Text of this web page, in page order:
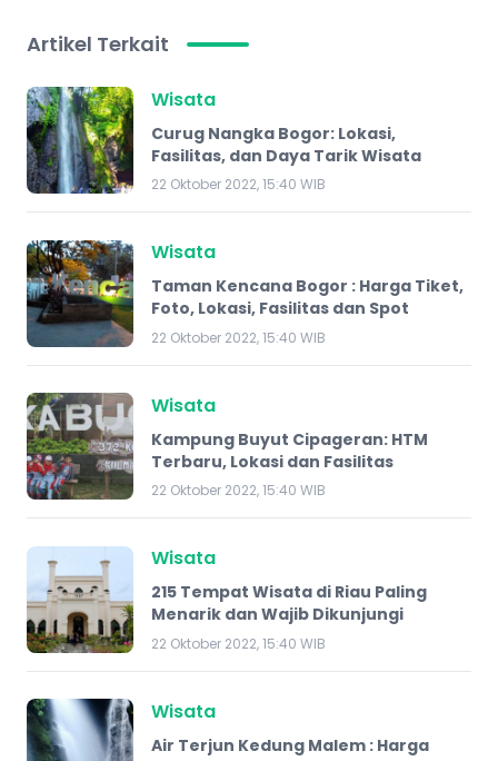
Artikel Terkait
Wisata
Curug Nangka Bogor: Lokasi,
Fasilitas, dan Daya Tarik Wisata
22 Oktober 2022, 15:40 WIB
Wisata
Taman Kencana Bogor : Harga Tiket,
Foto, Lokasi, Fasilitas dan Spot
22 Oktober 2022, 15:40 WIB
Wisata
Kampung Buyut Cipageran: HTM
Terbaru, Lokasi dan Fasilitas
22 Oktober 2022, 15:40 WIB
Wisata
215 Tempat Wisata di Riau Paling
Menarik dan Wajib Dikunjungi
22 Oktober 2022, 15:40 WIB
Wisata
Air Terjun Kedung Malem​ : Harga